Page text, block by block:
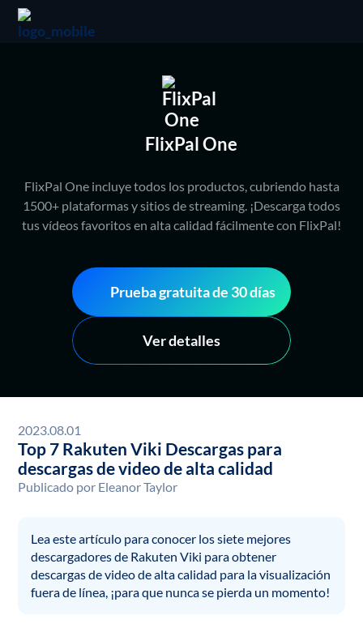
FlixPal One
FlixPal One incluye todos los productos, cubriendo hasta
1500+ plataformas y sitios de streaming. ¡Descarga todos
tus vídeos favoritos en alta calidad fácilmente con FlixPal!
Prueba gratuita de 30 días
Ver detalles
2023.08.01
Top 7 Rakuten Viki Descargas para
descargas de video de alta calidad
Publicado por Eleanor Taylor
Lea este artículo para conocer los siete mejores
descargadores de Rakuten Viki para obtener
descargas de video de alta calidad para la visualización
fuera de línea, ¡para que nunca se pierda un momento!